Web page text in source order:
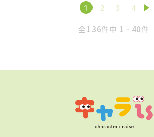
1 2 3 4
全136件中 1 - 40件